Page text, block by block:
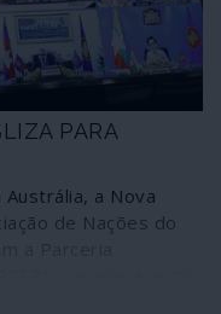
PARA
Austrália, a Nova
de Nações do